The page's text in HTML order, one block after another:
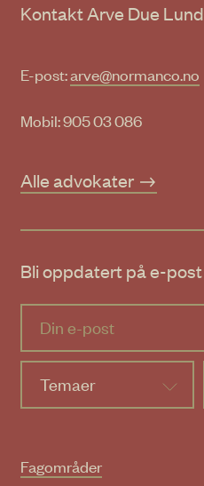
Kontakt Arve Due Lund
E-post:arve@normanco.no
Mobil: 905 03 086
Alle advokater
Bli oppdatert på e-post
Temaer
Fagområder